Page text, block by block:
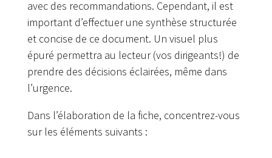
avec des recommandations. Cependant, il est
important d’effectuer une synthèse structurée
et concise de ce document. Un visuel plus
épuré permettra au lecteur (vos dirigeants!) de
prendre des décisions éclairées, même dans
l’urgence.
Dans l’élaboration de la fiche, concentrez-vous
sur les éléments suivants :